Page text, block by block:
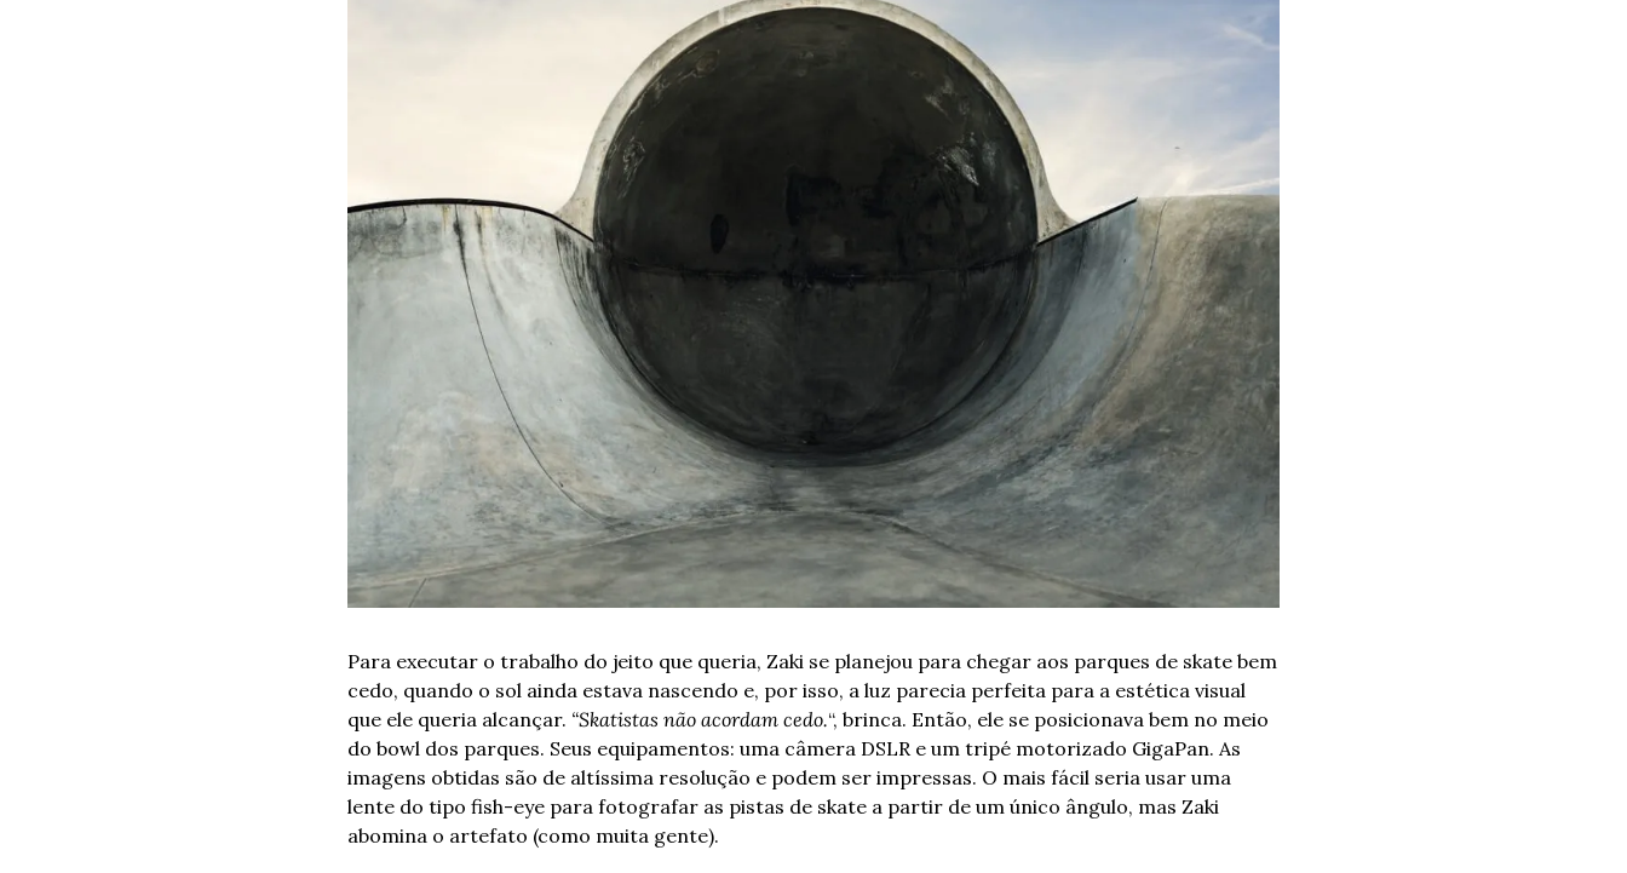
Para executar o trabalho do jeito que queria, Zaki se planejou para chegar aos parques de skate bem
cedo, quando o sol ainda estava nascendo e, por isso, a luz parecia perfeita para a estética visual
que ele queria alcançar. “Skatistas não acordam cedo.“, brinca. Então, ele se posicionava bem no meio
do bowl dos parques. Seus equipamentos: uma câmera DSLR e um tripé motorizado GigaPan. As
imagens obtidas são de altíssima resolução e podem ser impressas. O mais fácil seria usar uma
lente do tipo fish-eye para fotografar as pistas de skate a partir de um único ângulo, mas Zaki
abomina o artefato (como muita gente).